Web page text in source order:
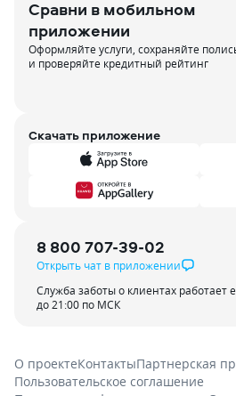
Сравни в мобильном
приложении
Оформляйте услуги, сохраняйте
и проверяйте кредитный рейтинг
Скачать приложение
8 800 707-39-02
Открыть чат в приложении
Служба заботы о клиентах работает
до 21:00 по МСК
О проектеКонтактыПартнерская
Пользовательское соглашение